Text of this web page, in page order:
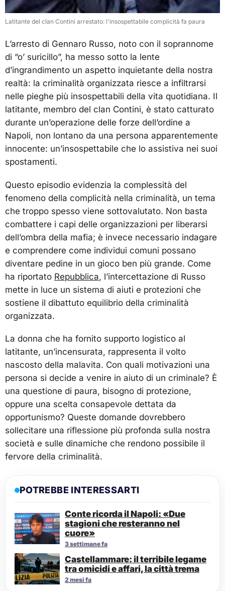
Latitante del clan Contini arrestato: l'insospettabile complicità fa paura
L’arresto di Gennaro Russo, noto con il soprannome
di “o’ suricillo”, ha messo sotto la lente
d’ingrandimento un aspetto inquietante della nostra
realtà: la criminalità organizzata riesce a infiltrarsi
nelle pieghe più insospettabili della vita quotidiana. Il
latitante, membro del clan Contini, è stato catturato
durante un’operazione delle forze dell’ordine a
Napoli, non lontano da una persona apparentemente
innocente: un’insospettabile che lo assistiva nei suoi
spostamenti.
Questo episodio evidenzia la complessità del
fenomeno della complicità nella criminalità, un tema
che troppo spesso viene sottovalutato. Non basta
combattere i capi delle organizzazioni per liberarsi
dell’ombra della mafia; è invece necessario indagare
e comprendere come individui comuni possano
diventare pedine in un gioco ben più grande. Come
ha riportato Repubblica, l’intercettazione di Russo
mette in luce un sistema di aiuti e protezioni che
sostiene il dibattuto equilibrio della criminalità
organizzata.
La donna che ha fornito supporto logistico al
latitante, un’incensurata, rappresenta il volto
nascosto della malavita. Con quali motivazioni una
persona si decide a venire in aiuto di un criminale? È
una questione di paura, bisogno di protezione,
oppure una scelta consapevole dettata da
opportunismo? Queste domande dovrebbero
sollecitare una riflessione più profonda sulla nostra
società e sulle dinamiche che rendono possibile il
fervore della criminalità.
POTREBBE INTERESSARTI
Conte ricorda il Napoli: «Due
stagioni che resteranno nel
cuore»
3 settimane fa
Castellammare: il terribile legame
tra omicidi e affari, la città trema
2 mesi fa